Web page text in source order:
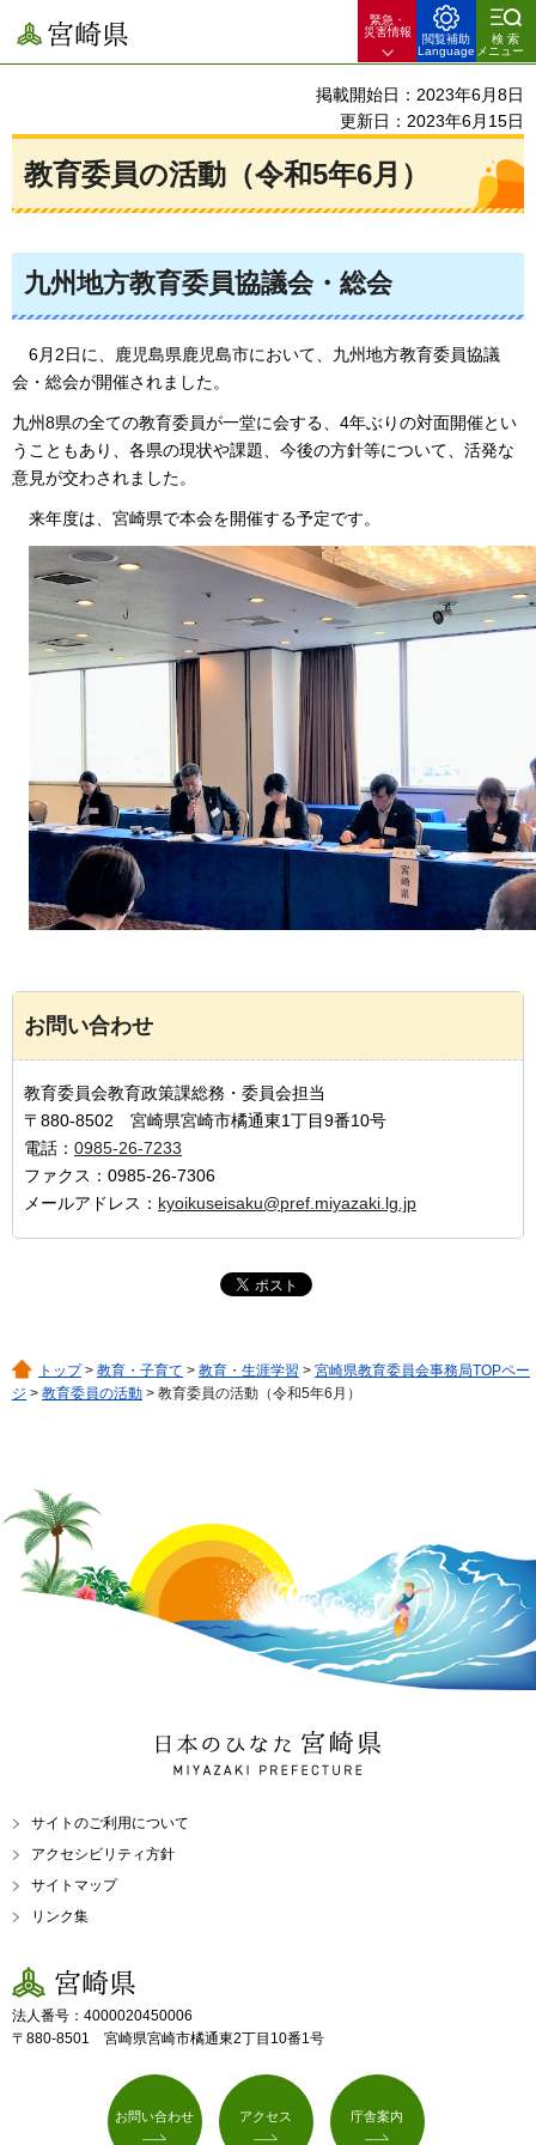
宮崎県
緊急・
災害情報
閲覧補助
Language
検索
メニュー
掲載開始日：2023年6月8日
更新日：2023年6月15日
教育委員の活動（令和5年6月）
九州地方教育委員協議会・総会
6月2日に、鹿児島県鹿児島市において、九州地方教育委員協議
会・総会が開催されました。
九州8県の全ての教育委員が一堂に会する、4年ぶりの対面開催とい
うこともあり、各県の現状や課題、今後の方針等について、活発な
意見が交わされました。
来年度は、宮崎県で本会を開催する予定です。
お問い合わせ
教育委員会教育政策課総務・委員会担当
〒880-8502 宮崎県宮崎市橘通東1丁目9番10号
電話： 0985-26-7233
ファクス：0985-26-7306
メールアドレス： kyoikuseisaku@pref.miyazaki.lg.jp
トップ> 教育・子育て > 教育・生涯学習 > 宮崎県教育委員会事務局TOPペー
ジ > 教育委員の活動 > 教育委員の活動（令和5年6月）
日本のひなた 宮崎県
MIYAZAKI PREFECTURE
サイトのご利用について
アクセシビリティ方針
サイトマップ
リンク集
宮崎県
法人番号：4000020450006
〒880-8501 宮崎県宮崎市橘通東2丁目10番1号
お問い合わせ アクセス 庁舎案内